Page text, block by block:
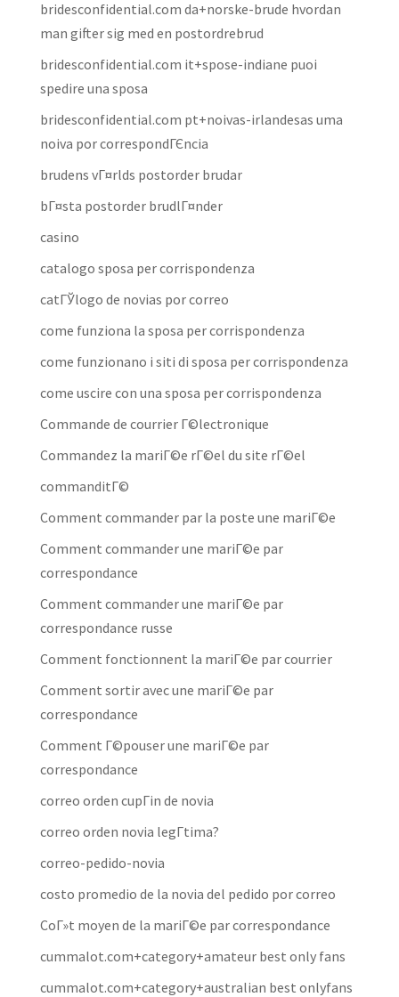
bridesconfidential.com da+norske-brude hvordan
man gifter sig med en postordrebrud
bridesconfidential.com it+spose-indiane puoi
spedire una sposa
bridesconfidential.com pt+noivas-irlandesas uma
noiva por correspondГЄncia
brudens vГ¤rlds postorder brudar
bГ¤sta postorder brudlГ¤nder
casino
catalogo sposa per corrispondenza
catГЎlogo de novias por correo
come funziona la sposa per corrispondenza
come funzionano i siti di sposa per corrispondenza
come uscire con una sposa per corrispondenza
Commande de courrier Г©lectronique
Commandez la mariГ©e rГ©el du site rГ©el
commanditГ©
Comment commander par la poste une mariГ©e
Comment commander une mariГ©e par
correspondance
Comment commander une mariГ©e par
correspondance russe
Comment fonctionnent la mariГ©e par courrier
Comment sortir avec une mariГ©e par
correspondance
Comment Г©pouser une mariГ©e par
correspondance
correo orden cupГіn de novia
correo orden novia legГ­tima?
correo-pedido-novia
costo promedio de la novia del pedido por correo
CoГ»t moyen de la mariГ©e par correspondance
cummalot.com+category+amateur best only fans
cummalot.com+category+australian best onlyfans